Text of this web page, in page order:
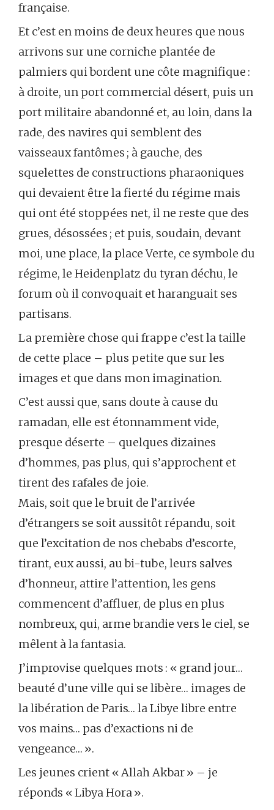
française.
Et c’est en moins de deux heures que nous
arrivons sur une corniche plantée de
palmiers qui bordent une côte magnifique :
à droite, un port commercial désert, puis un
port militaire abandonné et, au loin, dans la
rade, des navires qui semblent des
vaisseaux fantômes ; à gauche, des
squelettes de constructions pharaoniques
qui devaient être la fierté du régime mais
qui ont été stoppées net, il ne reste que des
grues, désossées ; et puis, soudain, devant
moi, une place, la place Verte, ce symbole du
régime, le Heidenplatz du tyran déchu, le
forum où il convoquait et haranguait ses
partisans.
La première chose qui frappe c’est la taille
de cette place – plus petite que sur les
images et que dans mon imagination.
C’est aussi que, sans doute à cause du
ramadan, elle est étonnamment vide,
presque déserte – quelques dizaines
d’hommes, pas plus, qui s’approchent et
tirent des rafales de joie.
Mais, soit que le bruit de l’arrivée
d’étrangers se soit aussitôt répandu, soit
que l’excitation de nos chebabs d’escorte,
tirant, eux aussi, au bi-tube, leurs salves
d’honneur, attire l’attention, les gens
commencent d’affluer, de plus en plus
nombreux, qui, arme brandie vers le ciel, se
mêlent à la fantasia.
J’improvise quelques mots : « grand jour…
beauté d’une ville qui se libère… images de
la libération de Paris… la Libye libre entre
vos mains… pas d’exactions ni de
vengeance… ».
Les jeunes crient « Allah Akbar » – je
réponds « Libya Hora ».